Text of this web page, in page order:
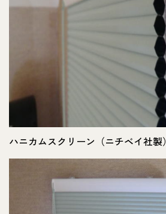
ハニカムスクリーン（ニチベイ社製）